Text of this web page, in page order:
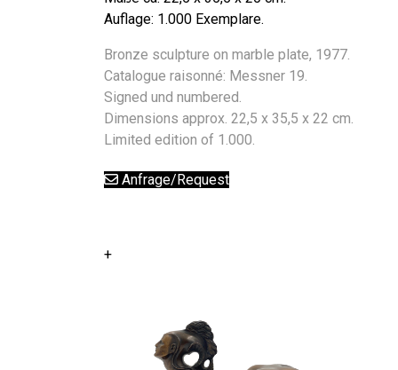
Auflage: 1.000 Exemplare.
Bronze sculpture on marble plate, 1977.
Catalogue raisonné: Messner 19.
Signed und numbered.
Dimensions approx. 22,5 x 35,5 x 22 cm.
Limited edition of 1.000.
Anfrage/Request
+